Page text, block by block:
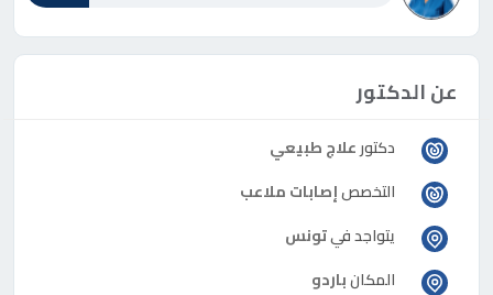
عن الدكتور
دكتورعلاج طبيعي
التخصصإصابات ملاعب
يتواجد فيتونس
المكانباردو